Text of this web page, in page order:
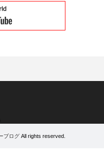
ブログ All rights reserved.